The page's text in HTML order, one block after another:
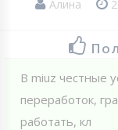
Алина
В miuz честные
переработок,
работать, кл